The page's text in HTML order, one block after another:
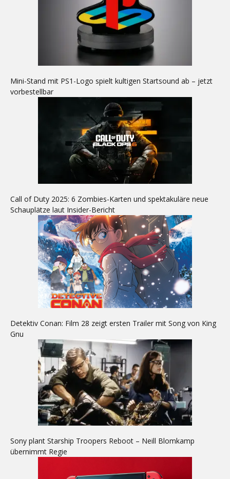
Mini-Stand mit PS1-Logo spielt kultigen Startsound ab – jetzt
vorbestellbar
Call of Duty 2025: 6 Zombies-Karten und spektakuläre neue
Schauplätze laut Insider-Bericht
Detektiv Conan: Film 28 zeigt ersten Trailer mit Song von King
Gnu
Sony plant Starship Troopers Reboot – Neill Blomkamp
übernimmt Regie